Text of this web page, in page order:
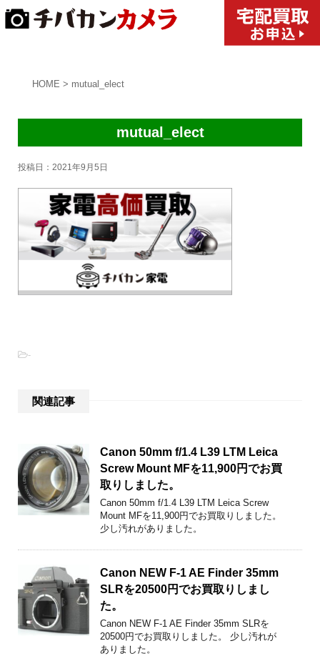
HOME > mutual_elect
mutual_elect
投稿日： 2021年9月5日
-
関連記事
Canon 50mm f/1.4 L39 LTM Leica
Screw Mount MFを11,900円でお買
取りしました。
Canon 50mm f/1.4 L39 LTM Leica Screw
Mount MFを11,900円でお買取りしました。
少し汚れがありました。
Canon NEW F-1 AE Finder 35mm
SLRを20500円でお買取りしまし
た。
Canon NEW F-1 AE Finder 35mm SLRを
20500円でお買取りしました。 少し汚れが
ありました。